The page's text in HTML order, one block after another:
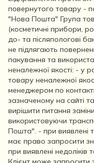
повернутого товару -
"Нова Пошта" Група
(косметичні прибори,
до- та післяпологові
не підлягають
пакування та
неналежної якості: - у
товару неналежної
менеджером по
зазначеному на сайті
вирішити питання
використовуючи
Пошта". - при виявлені
має право запросити
при виявлені недоліків